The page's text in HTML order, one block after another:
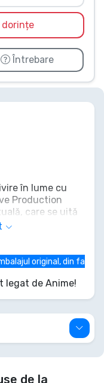
dorințe
Întrebare
în lume cu
Production
care se uită
statuetă
farmecul și
de a
și energia
tău! Asigură-
de concert
original, din fabrică
legat de Anime!
de la